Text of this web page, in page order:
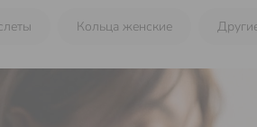
Кольца женские